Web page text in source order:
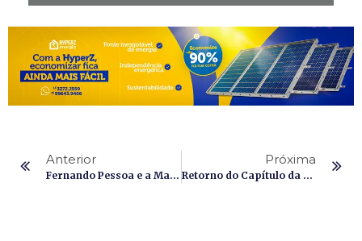
Anterior
Fernando Pessoa e a Maçonaria
Próxima
Retorno do Capítulo da Ordem DeMolay à Loja Firmeza nº 308